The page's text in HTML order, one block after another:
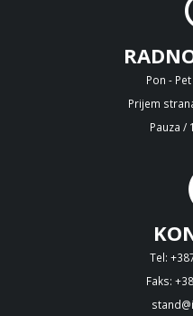
Pon -
Prijem
Pauza /
Tel:
Faks: